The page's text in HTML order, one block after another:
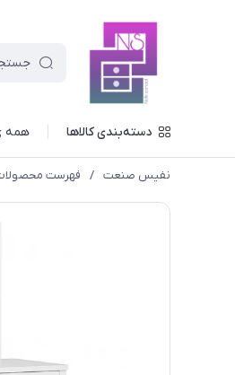
دسته‌بندی کالاها همه
نفیس صنعت / فهرست